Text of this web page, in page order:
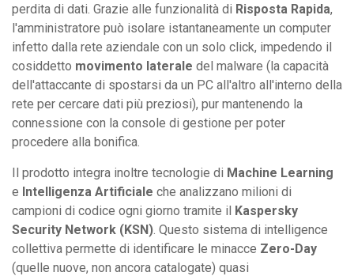
perdita di dati. Grazie alle funzionalità di Risposta Rapida,
l'amministratore può isolare istantaneamente un computer
infetto dalla rete aziendale con un solo click, impedendo il
cosiddetto movimento laterale del malware (la capacità
dell'attaccante di spostarsi da un PC all'altro all'interno della
rete per cercare dati più preziosi), pur mantenendo la
connessione con la console di gestione per poter
procedere alla bonifica.
Il prodotto integra inoltre tecnologie di Machine Learning
e Intelligenza Artificiale che analizzano milioni di
campioni di codice ogni giorno tramite il Kaspersky
Security Network (KSN). Questo sistema di intelligence
collettiva permette di identificare le minacce Zero-Day
(quelle nuove, non ancora catalogate) quasi